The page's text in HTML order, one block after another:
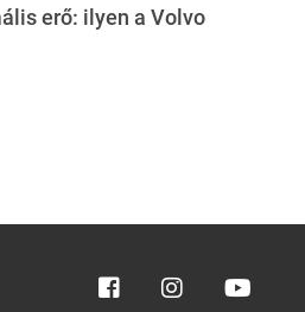
erő: ilyen a Volvo